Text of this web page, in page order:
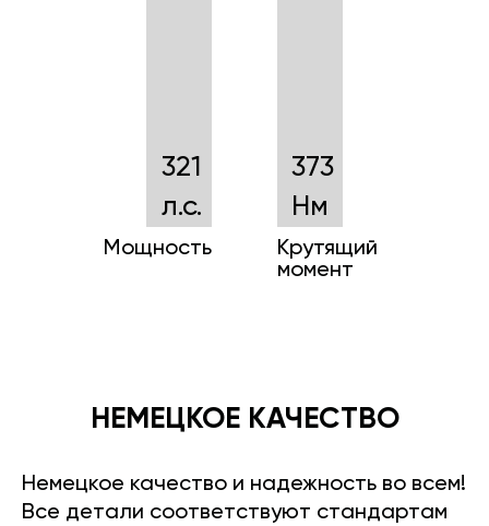
321
л.с.
Мощность
373
Нм
Крутящий
момент
НЕМЕЦКОЕ КАЧЕСТВО
Немецкое качество и надежность во всем!
Все детали соответствуют стандартам